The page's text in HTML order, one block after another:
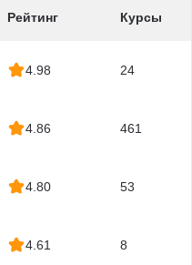
Рейтинг Курсы
4.98 24
4.86 461
4.80 53
4.61 8